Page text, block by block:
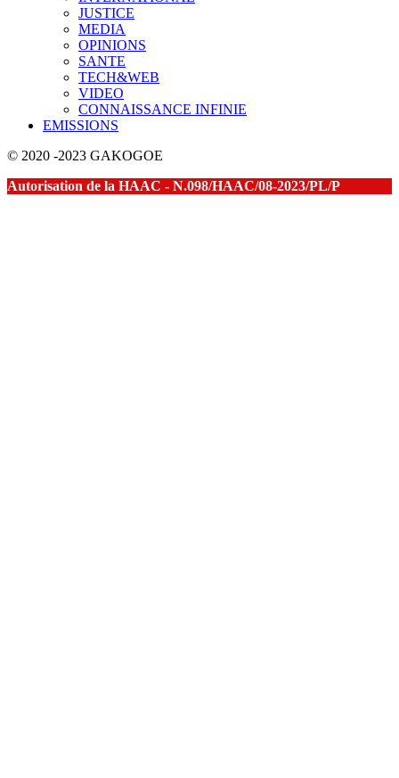
JUSTICE
MEDIA
OPINIONS
SANTE
TECH&WEB
VIDEO
CONNAISSANCE INFINIE
EMISSIONS
© 2020 -2023 GAKOGOE
Autorisation de la HAAC - N.098/HAAC/08-2023/PL/P